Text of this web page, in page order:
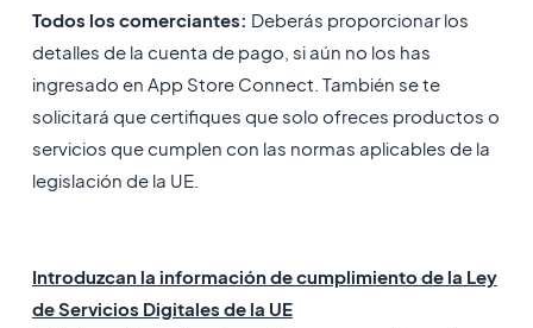
Todos los comerciantes: Deberás proporcionar los
detalles de la cuenta de pago, si aún no los has
ingresado en App Store Connect. También se te
solicitará que certifiques que solo ofreces productos o
servicios que cumplen con las normas aplicables de la
legislación de la UE.
Introduzcan la información de cumplimiento de la Ley
de Servicios Digitales de la UE